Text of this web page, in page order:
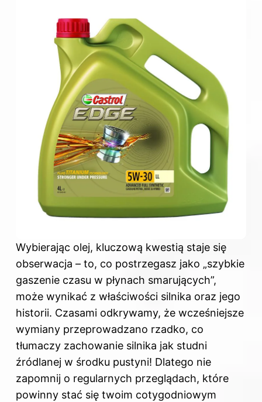
Wybierając olej, kluczową kwestią staje się
obserwacja – to, co postrzegasz jako „szybkie
gaszenie czasu w płynach smarujących”,
może wynikać z właściwości silnika oraz jego
historii. Czasami odkrywamy, że wcześniejsze
wymiany przeprowadzano rzadko, co
tłumaczy zachowanie silnika jak studni
źródlanej w środku pustyni! Dlatego nie
zapomnij o regularnych przeglądach, które
powinny stać się twoim cotygodniowym